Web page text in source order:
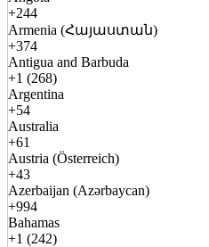
+244
Armenia (Հայաստան)
+374
Antigua and Barbuda
+1 (268)
Argentina
+54
Australia
+61
Austria (Österreich)
+43
Azerbaijan (Azərbaycan)
+994
Bahamas
+1 (242)